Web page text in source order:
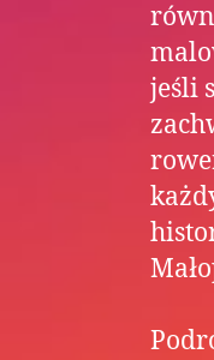
jeśli